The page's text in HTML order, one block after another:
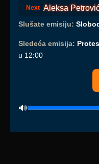
Next Aleksa
Slušate emisiju:
Sledeća emisija:
u 12:00